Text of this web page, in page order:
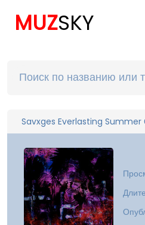
MUZSKY
Savxges Everlasting Summer